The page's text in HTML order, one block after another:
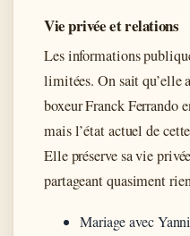
Vie privée et relations
Les informations
limitées. On sait qu’elle
boxeur Franck Ferrando
mais l’état actuel de
Elle préserve sa vie
partageant quasiment
Mariage avec